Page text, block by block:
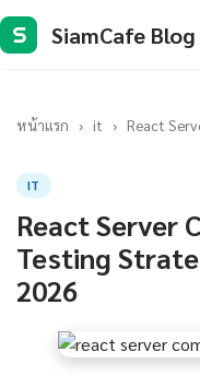
S SiamCafe Blog
หน้าแรก › it › React
IT
React Server
Testing
2026